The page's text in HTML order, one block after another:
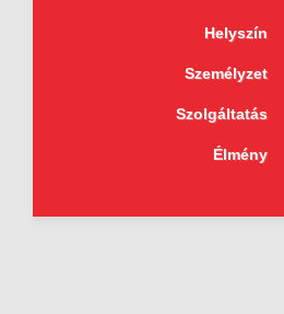
Helyszín
Személyzet
Szolgáltatás
Élmény